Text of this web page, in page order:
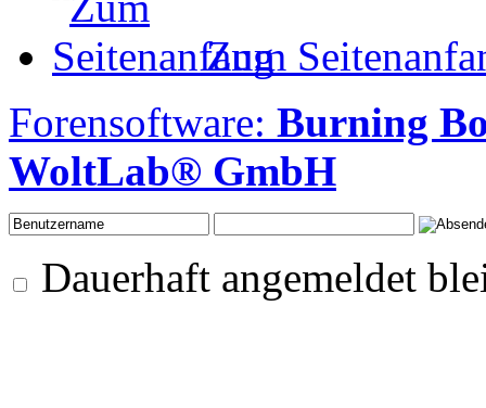
Zum
Forensoftware: Burning
WoltLab® GmbH
Dauerhaft angemeldet